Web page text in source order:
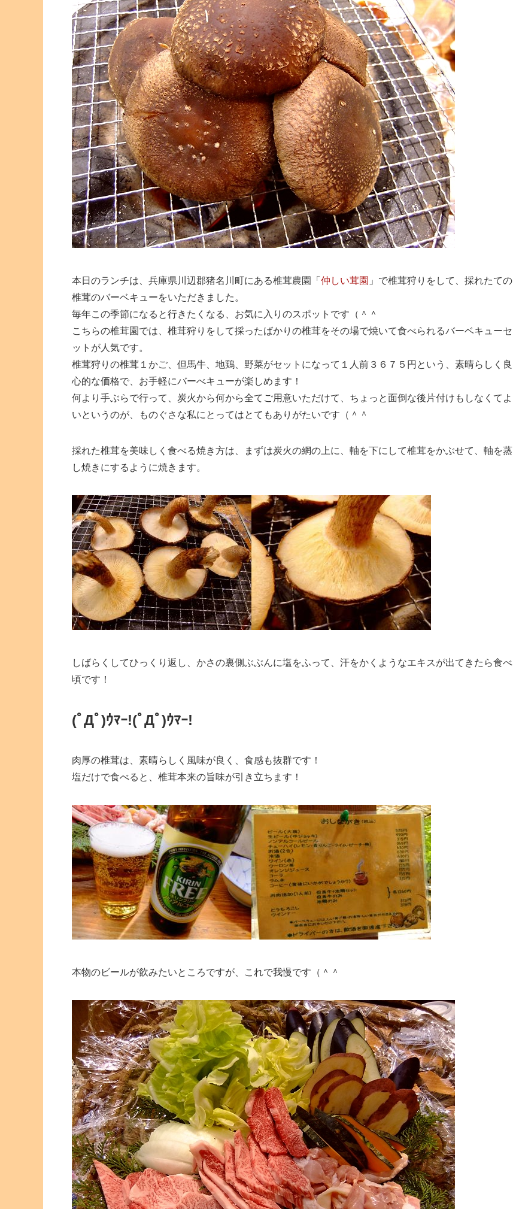
本日のランチは、兵庫県川辺郡猪名川町にある椎茸農園「 仲しい茸園 」で椎茸狩りをして、採れたての
椎茸のバーベキューをいただきました。
毎年この季節になると行きたくなる、お気に入りのスポットです（＾＾
こちらの椎茸園では、椎茸狩りをして採ったばかりの椎茸をその場で焼いて食べられるバーベキューセ
ットが人気です。
椎茸狩りの椎茸１かご、但馬牛、地鶏、野菜がセットになって１人前３６７５円という、素晴らしく良
心的な価格で、お手軽にバーべキューが楽しめます！
何より手ぶらで行って、炭火から何から全てご用意いただけて、ちょっと面倒な後片付けもしなくてよ
いというのが、ものぐさな私にとってはとてもありがたいです（＾＾
採れた椎茸を美味しく食べる焼き方は、まずは炭火の網の上に、軸を下にして椎茸をかぶせて、軸を蒸
し焼きにするように焼きます。
しばらくしてひっくり返し、かさの裏側ぶぶんに塩をふって、汗をかくようなエキスが出てきたら食べ
頃です！
(ﾟДﾟ)ｳﾏｰ!(ﾟДﾟ)ｳﾏｰ!
肉厚の椎茸は、素晴らしく風味が良く、食感も抜群です！
塩だけで食べると、椎茸本来の旨味が引き立ちます！
本物のビールが飲みたいところですが、これで我慢です（＾＾